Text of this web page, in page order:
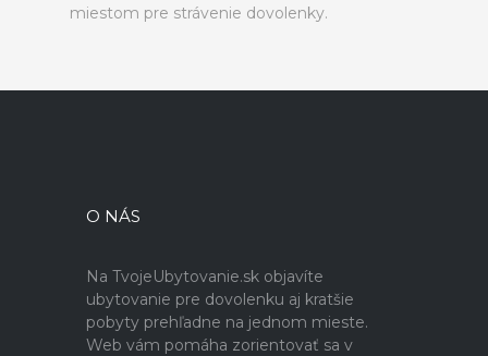
miestom pre strávenie dovolenky.
O NÁS
Na TvojeUbytovanie.sk objavíte
ubytovanie pre dovolenku aj kratšie
pobyty prehľadne na jednom mieste.
Web vám pomáha zorientovať sa v